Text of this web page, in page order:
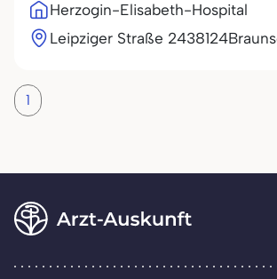
Herzogin-Elisabeth-Hospital
Leipziger Straße 2438124
1